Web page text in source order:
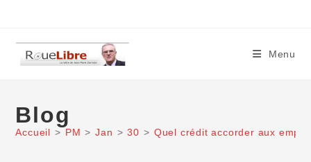
content
Menu
Blog
Accueil > PM > Jan > 30 > Quel crédit accorder aux